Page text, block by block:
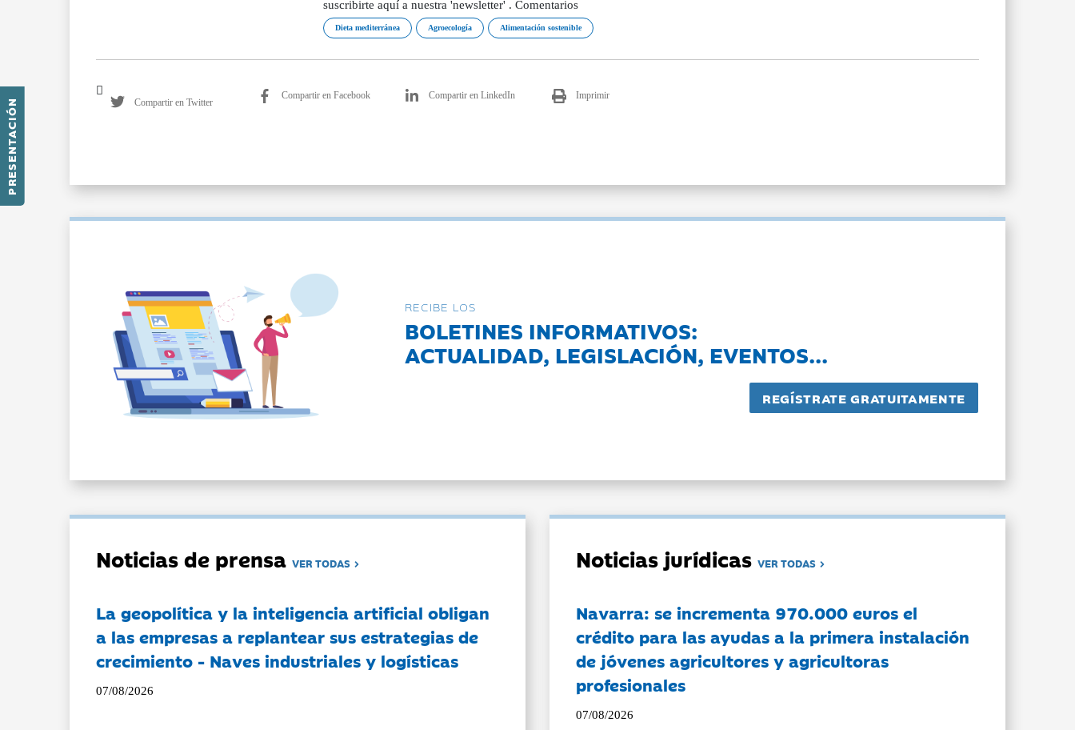
PRESENTACIÓN
suscribirte aquí a nuestra 'newsletter' . Comentarios
Dieta mediterránea Agroecología Alimentación sostenible
Compartir en Twitter
Compartir en Facebook Compartir en LinkedIn Imprimir
RECIBE LOS
BOLETINES INFORMATIVOS:
ACTUALIDAD, LEGISLACIÓN, EVENTOS...
Noticias de prensaVER TODAS
La geopolítica y la inteligencia artificial obligan
a las empresas a replantear sus estrategias de
crecimiento - Naves industriales y logísticas
07/08/2026
Noticias jurídicasVER TODAS
Navarra: se incrementa 970.000 euros el
crédito para las ayudas a la primera instalación
de jóvenes agricultores y agricultoras
profesionales
07/08/2026